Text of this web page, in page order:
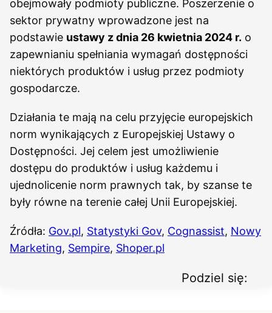
obejmowały podmioty publiczne. Poszerzenie o
sektor prywatny wprowadzone jest na
podstawie ustawy z dnia 26 kwietnia 2024 r. o
zapewnianiu spełniania wymagań dostępności
niektórych produktów i usług przez podmioty
gospodarcze.
Działania te mają na celu przyjęcie europejskich
norm wynikających z Europejskiej Ustawy o
Dostępności. Jej celem jest umożliwienie
dostępu do produktów i usług każdemu i
ujednolicenie norm prawnych tak, by szanse te
były równe na terenie całej Unii Europejskiej.
Źródła: Gov.pl, Statystyki Gov, Cognassist, Nowy
Marketing, Sempire, Shoper.pl
Podziel się: